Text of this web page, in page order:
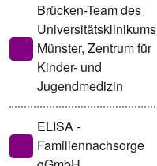
Brücken-Team des
Universitätsklinikums
Münster, Zentrum für
Kinder- und
Jugendmedizin
ELISA -
Familiennachsorge